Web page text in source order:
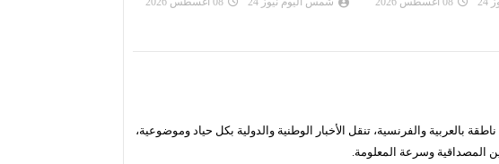
بالعربية والفرنسية، تنقل الأخبار الوطنية والدولية بكل حياد وموضوعية،
المصداقية وسرعة المعلومة.